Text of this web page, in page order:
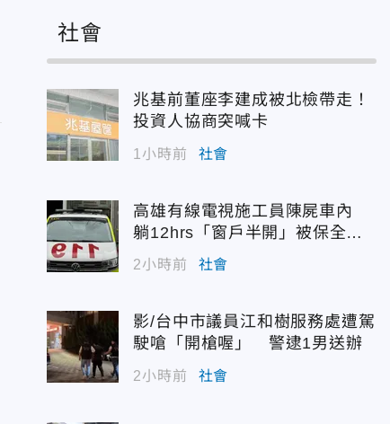
社會
兆基前董座李建成被北檢帶走！
投資人協商突喊卡
1小時前 社會
高雄有線電視施工員陳屍車內
躺12hrs「窗戶半開」被保全發
現
2小時前 社會
影/台中市議員江和樹服務處遭駕
駛嗆「開槍喔」 警逮1男送辦
2小時前 社會